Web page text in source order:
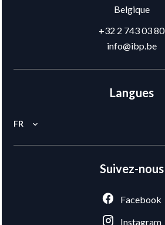
Belgique
+32 2 743 03 80
info@ibp.be
Langues
FR
Suivez-nous
Facebook
Instagram